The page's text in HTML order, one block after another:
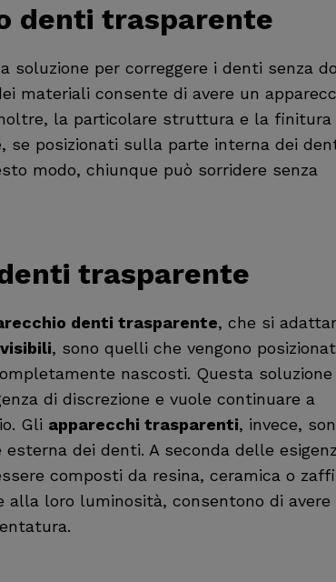
denti trasparente
soluzione per correggere i denti senza
materiali consente di avere un
la particolare struttura e la finitura
se posizionati sulla parte interna dei
modo, chiunque può sorridere senza
trasparente
denti trasparente, che si
, sono quelli che vengono
nascosti. Questa soluzione
di discrezione e vuole continuare a
Gli apparecchi trasparenti, invece,
dei denti. A seconda delle
composti da resina, ceramica o
loro luminosità, consentono di avere